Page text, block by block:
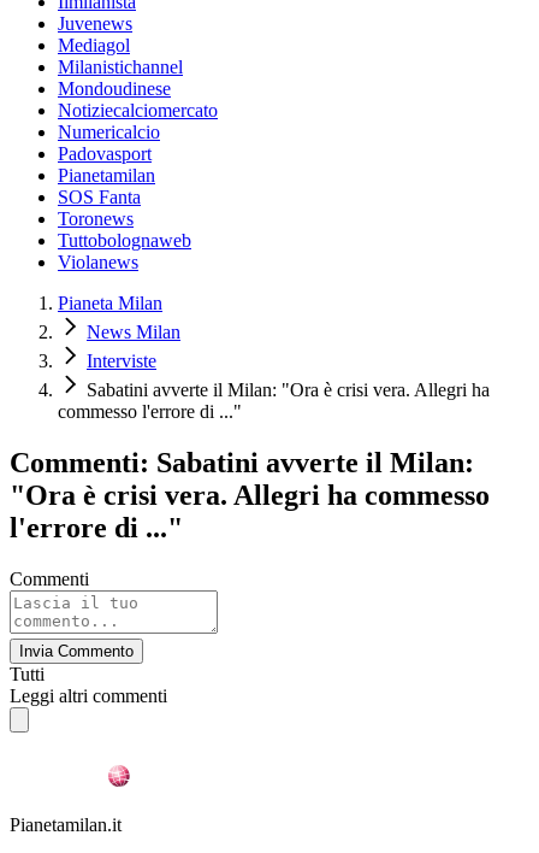
Juvenews
Mediagol
Milanistichannel
Mondoudinese
Notiziecalciomercato
Numericalcio
Padovasport
Pianetamilan
SOS Fanta
Toronews
Tuttobolognaweb
Violanews
Pianeta Milan
News Milan
Interviste
Sabatini avverte il Milan: "Ora è crisi vera. Allegri ha
commesso l'errore di ..."
Commenti: Sabatini avverte il Milan:
"Ora è crisi vera. Allegri ha commesso
l'errore di ..."
Commenti
Invia Commento
Tutti
Leggi altri commenti
Pianetamilan.it